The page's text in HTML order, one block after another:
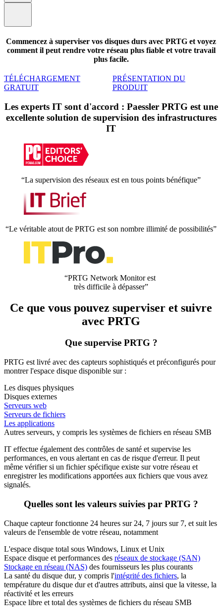
Commencez à superviser vos disques durs avec PRTG et voyez
comment il peut rendre votre réseau plus fiable et votre travail
plus facile.
TÉLÉCHARGEMENT
GRATUIT
PRÉSENTATION DU
PRODUIT
Les experts IT sont d'accord : Paessler PRTG est une
excellente solution de supervision des infrastructures
IT
“La supervision des réseaux est en tous points bénéfique”
“Le véritable atout de PRTG est son nombre illimité de possibilités”
“PRTG Network Monitor est
très difficile à dépasser”
Ce que vous pouvez superviser et suivre
avec PRTG
Que supervise PRTG ?
PRTG est livré avec des capteurs sophistiqués et préconfigurés pour
montrer l'espace disque disponible sur :
Les disques physiques
Disques externes
Serveurs web
Serveurs de fichiers
Les applications
Autres serveurs, y compris les systèmes de fichiers en réseau SMB
IT effectue également des contrôles de santé et supervise les
performances, en vous alertant en cas de risque d'erreur. Il peut
même vérifier si un fichier spécifique existe sur votre réseau et
enregistrer les modifications apportées aux fichiers que vous avez
signalés.
Quelles sont les valeurs suivies par PRTG ?
Chaque capteur fonctionne 24 heures sur 24, 7 jours sur 7, et suit les
valeurs de l'ensemble de votre réseau, notamment
L'espace disque total sous Windows, Linux et Unix
Espace disque et performances des réseaux de stockage (SAN)
Stockage en réseau (NAS) des fournisseurs les plus courants
La santé du disque dur, y compris l'intégrité des fichiers, la
température du disque dur et d'autres attributs, ainsi que la vitesse, la
réactivité et les erreurs
Espace libre et total des systèmes de fichiers du réseau SMB